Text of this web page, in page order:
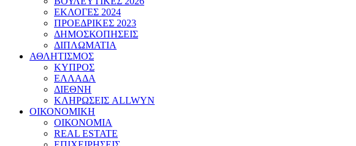
ΕΚΛΟΓΕΣ 2024
ΠΡΟΕΔΡΙΚΕΣ 2023
ΔΗΜΟΣΚΟΠΗΣΕΙΣ
ΔΙΠΛΩΜΑΤΙΑ
ΑΘΛΗΤΙΣΜΟΣ
ΚΥΠΡΟΣ
ΕΛΛΑΔΑ
ΔΙΕΘΝΗ
ΚΛΗΡΩΣΕΙΣ ALLWYN
ΟΙΚΟΝΟΜΙΚΗ
ΟΙΚΟΝΟΜΙΑ
REAL ESTATE